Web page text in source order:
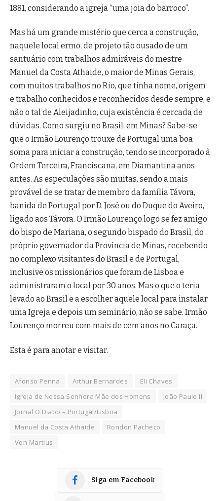
1881, considerando a igreja “uma joia do barroco”.
Mas há um grande mistério que cerca a construção,
naquele local ermo, de projeto tão ousado de um
santuário com trabalhos admiráveis do mestre
Manuel da Costa Athaide, o maior de Minas Gerais,
com muitos trabalhos no Rio, que tinha nome, origem
e trabalho conhecidos e reconhecidos desde sempre, e
não o tal de Aleijadinho, cuja existência é cercada de
dúvidas. Como surgiu no Brasil, em Minas? Sabe-se
que o Irmão Lourenço trouxe de Portugal uma boa
soma para iniciar a construção, tendo se incorporado à
Ordem Terceira, Franciscana, em Diamantina anos
antes. As especulações são muitas, sendo a mais
provável de se tratar de membro da família Távora,
banida de Portugal por D. José ou do Duque do Aveiro,
ligado aos Távora. O Irmão Lourenço logo se fez amigo
do bispo de Mariana, o segundo bispado do Brasil, do
próprio governador da Província de Minas, recebendo
no complexo visitantes do Brasil e de Portugal,
inclusive os missionários que foram de Lisboa e
administraram o local por 30 anos. Mas o que o teria
levado ao Brasil e a escolher aquele local para instalar
uma Igreja e depois um seminário, não se sabe. Irmão
Lourenço morreu com mais de cem anos no Caraça.
Esta é para anotar e visitar.
Afonso Penna Arthur Bernardes
Eli Chaves
Igreja de Nossa Senhora Mãe dos Homens
João Paulo II
Jornal O Diabo – Portugal/Lisboa
Manuel da Costa Athaide
Rondon Pacheco
Von Martius
Siga em Facebook